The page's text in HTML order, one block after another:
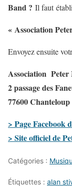
Band ? Il faut
« Association
Envoyez ensuite
Association Peter
2 passage des
77600
> Page Facebook
> Site officiel de
Catégories :
Étiquettes : alan